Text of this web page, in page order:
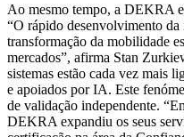
Ao mesmo tempo, a DEKRA
“O rápido desenvolvimento
transformação da mobilidade
mercados”, afirma Stan
sistemas estão cada vez mais
e apoiados por IA. Este
de validação independente.
DEKRA expandiu os seus